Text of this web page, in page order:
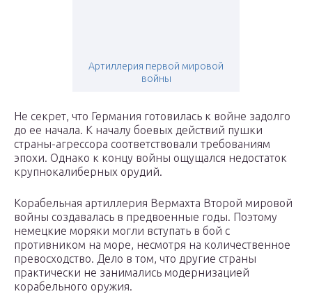
Артиллерия первой мировой
войны
Не секрет, что Германия готовилась к войне задолго
до ее начала. К началу боевых действий пушки
страны-агрессора соответствовали требованиям
эпохи. Однако к концу войны ощущался недостаток
крупнокалиберных орудий.
Корабельная артиллерия Вермахта Второй мировой
войны создавалась в предвоенные годы. Поэтому
немецкие моряки могли вступать в бой с
противником на море, несмотря на количественное
превосходство. Дело в том, что другие страны
практически не занимались модернизацией
корабельного оружия.